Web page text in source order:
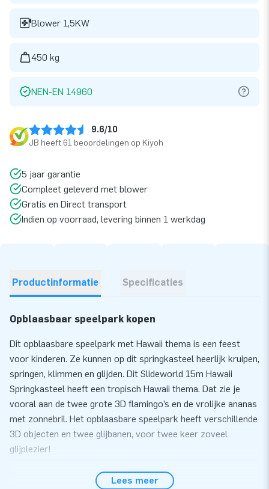
Blower 1,5KW
450 kg
NEN-EN 14960
9.6/10
JB heeft 61 beoordelingen op Kiyoh
5 jaar garantie
Compleet geleverd met blower
Gratis en Direct transport
Indien op voorraad, levering binnen 1 werkdag
Productinformatie Specificaties
Opblaasbaar speelpark kopen
Dit opblaasbare speelpark met Hawaii thema is een feest
voor kinderen. Ze kunnen op dit springkasteel heerlijk kruipen,
springen, klimmen en glijden. Dit Slideworld 15m Hawaii
Springkasteel heeft een tropisch Hawaii thema. Dat zie je
vooral aan de twee grote 3D flamingo’s en de vrolijke ananas
met zonnebril. Het opblaasbare speelpark heeft verschillende
3D objecten en twee glijbanen, voor twee keer zoveel
glijplezier!
Springkasteel van hoge kwaliteit
Lees meer